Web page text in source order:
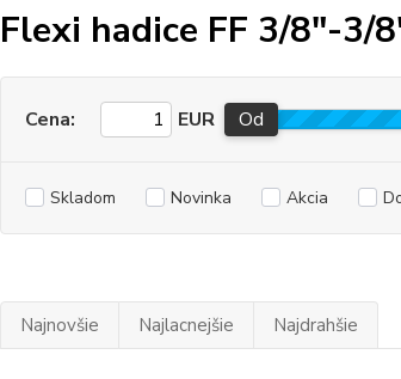
Flexi hadice FF 3/8"-3/
Cena: EUR Od
Skladom Novinka Akcia
Najnovšie Najlacnejšie Najdrahšie